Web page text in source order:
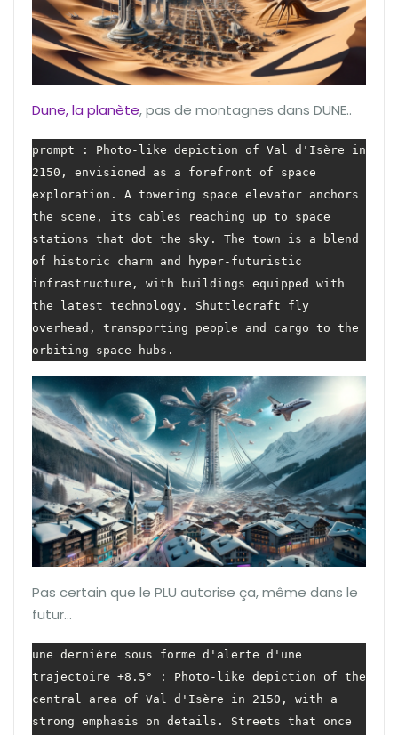
Dune, la planète, pas de montagnes dans DUNE..
prompt : Photo-like depiction of Val d'Isère in
2150, envisioned as a forefront of space
exploration. A towering space elevator anchors
the scene, its cables reaching up to space
stations that dot the sky. The town is a blend
of historic charm and hyper-futuristic
infrastructure, with buildings equipped with
the latest technology. Shuttlecraft fly
overhead, transporting people and cargo to the
orbiting space hubs.
Pas certain que le PLU autorise ça, même dans le
futur…
une dernière sous forme d'alerte d'une
trajectoire +8.5° : Photo-like depiction of the
central area of Val d'Isère in 2150, with a
strong emphasis on details. Streets that once